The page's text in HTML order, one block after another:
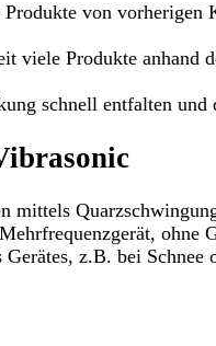
von
viele Produkte anhand
schnell entfalten
z.B. bei Schnee